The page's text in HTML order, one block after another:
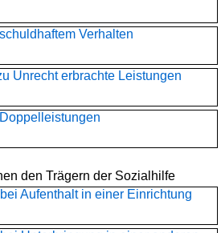
Verhalten
Unrecht erbrachte Leistungen
den Trägern der Sozialhilfe
Aufenthalt in einer Einrichtung